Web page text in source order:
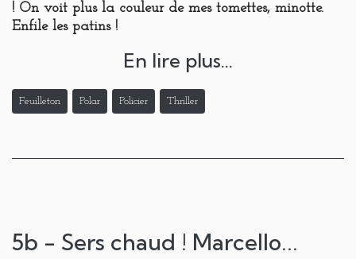
! On voit plus la couleur de mes tomettes, minotte.
Enfile les patins !
En lire plus...
Feuilleton Polar Policier Thriller
5b - Sers chaud ! Marcello...